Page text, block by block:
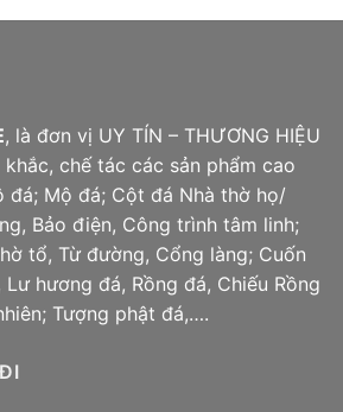
, là đơn vị UY TÍN – THƯƠNG HIỆU
chế tác các sản phẩm cao
đá; Mộ đá; Cột đá Nhà thờ họ/
Bảo điện, Công trình tâm linh;
tổ, Từ đường, Cổng làng; Cuốn
hương đá, Rồng đá, Chiếu Rồng
Tượng phật đá,….